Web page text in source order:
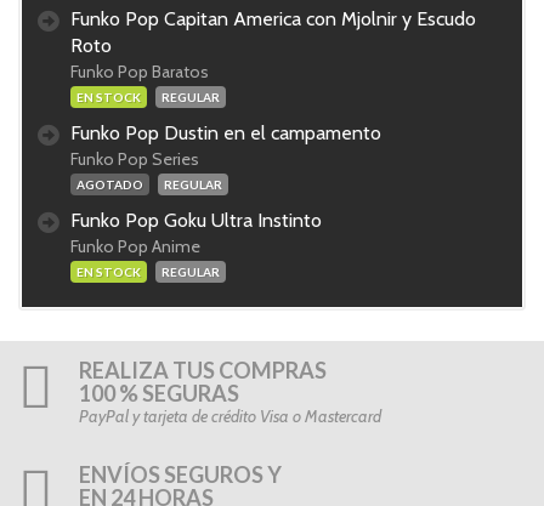
Funko Pop Capitan America con Mjolnir y Escudo
Roto
Funko Pop Baratos
EN STOCK REGULAR
Funko Pop Dustin en el campamento
Funko Pop Series
AGOTADO REGULAR
Funko Pop Goku Ultra Instinto
Funko Pop Anime
EN STOCK REGULAR
REALIZA TUS COMPRAS
100 % SEGURAS
PayPal y tarjeta de crédito Visa o Mastercard
ENVÍOS SEGUROS Y
EN 24 HORAS